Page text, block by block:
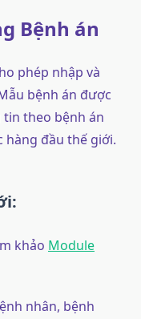
Bệnh án
phép nhập và
bệnh án được
theo bệnh án
hàng đầu thế giới.
khảo Module
nhân, bệnh